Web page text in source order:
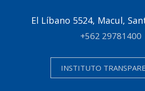
El Líbano 5524, Macul,
+562 29781400
INSTITUTO